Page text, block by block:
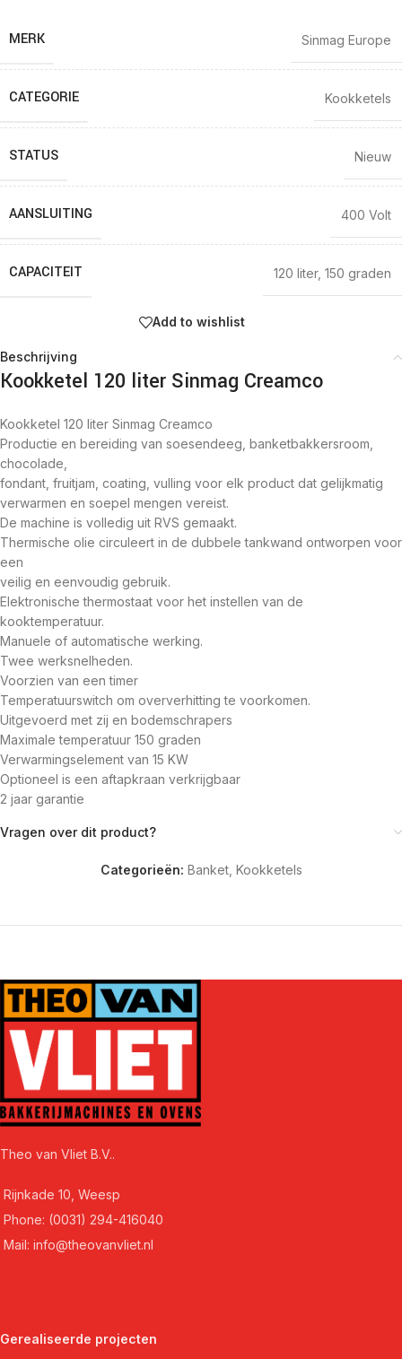
MERK Sinmag Europe
CATEGORIE Kookketels
STATUS Nieuw
AANSLUITING 400 Volt
CAPACITEIT 120 liter, 150 graden
Add to wishlist
Beschrijving
Kookketel 120 liter Sinmag Creamco
Kookketel 120 liter Sinmag Creamco
Productie en bereiding van soesendeeg, banketbakkersroom,
chocolade,
fondant, fruitjam, coating, vulling voor elk product dat gelijkmatig
verwarmen en soepel mengen vereist.
De machine is volledig uit RVS gemaakt.
Thermische olie circuleert in de dubbele tankwand ontworpen voor
een
veilig en eenvoudig gebruik.
Elektronische thermostaat voor het instellen van de
kooktemperatuur.
Manuele of automatische werking.
Twee werksnelheden.
Voorzien van een timer
Temperatuurswitch om oververhitting te voorkomen.
Uitgevoerd met zij en bodemschrapers
Maximale temperatuur 150 graden
Verwarmingselement van 15 KW
Optioneel is een aftapkraan verkrijgbaar
2 jaar garantie
Vragen over dit product?
Categorieën: Banket, Kookketels
Theo van Vliet B.V..
Rijnkade 10, Weesp
Phone: (0031) 294-416040
Mail: info@theovanvliet.nl
Gerealiseerde projecten